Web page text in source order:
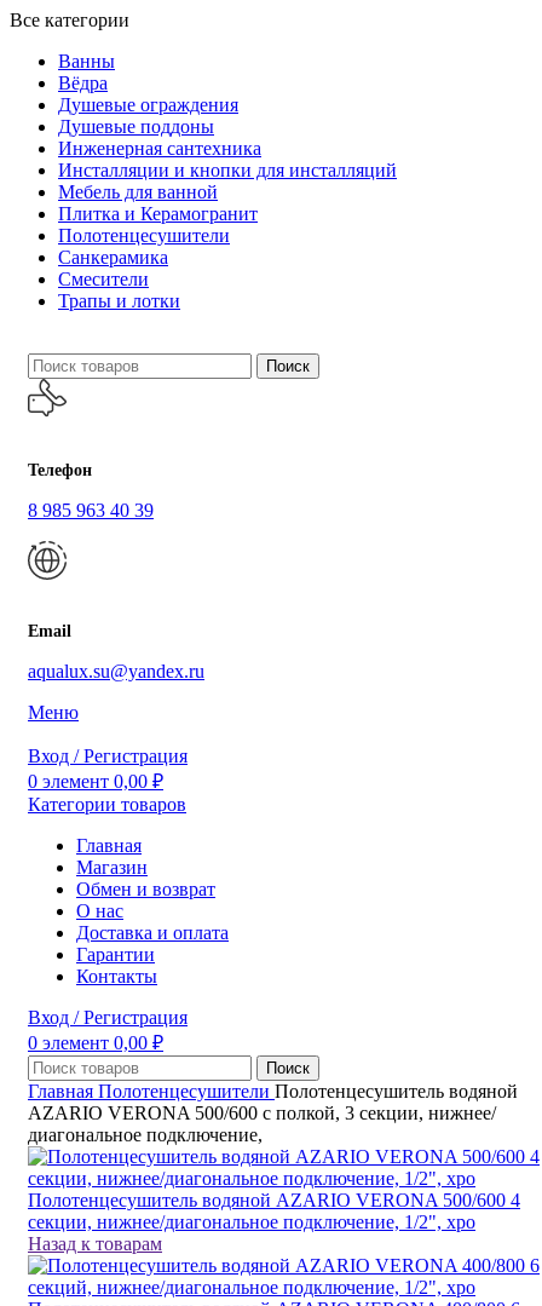
Все категории
Ванны
Вёдра
Душевые ограждения
Душевые поддоны
Инженерная сантехника
Инсталляции и кнопки для инсталляций
Мебель для ванной
Плитка и Керамогранит
Полотенцесушители
Санкерамика
Смесители
Трапы и лотки
Поиск
Телефон
8 985 963 40 39
Email
aqualux.su@yandex.ru
Меню
Вход / Регистрация
0 элемент 0,00 ₽
Категории товаров
Главная
Магазин
Обмен и возврат
О нас
Доставка и оплата
Гарантии
Контакты
Вход / Регистрация
0 элемент 0,00 ₽
Поиск
Главная Полотенцесушители Полотенцесушитель водяной
AZARIO VERONA 500/600 с полкой, 3 секции, нижнее/
диагональное подключение,
Полотенцесушитель водяной AZARIO VERONA 500/600 4
секции, нижнее/диагональное подключение, 1/2", хро
Назад к товарам